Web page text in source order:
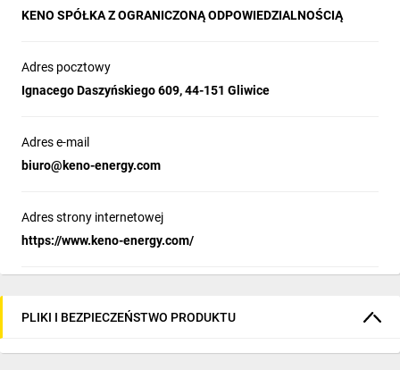
KENO SPÓŁKA Z OGRANICZONĄ ODPOWIEDZIALNOŚCIĄ
Adres pocztowy
Ignacego Daszyńskiego 609, 44-151 Gliwice
Adres e-mail
biuro@keno-energy.com
Adres strony internetowej
https://www.keno-energy.com/
PLIKI I BEZPIECZEŃSTWO PRODUKTU